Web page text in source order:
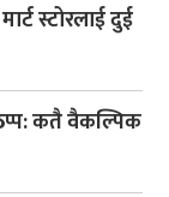
स्टोरलाई दुई
कतै वैकल्पिक